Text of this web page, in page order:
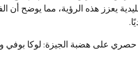
يعزز هذه الرؤية، مما يوضح
على هضبة الجيزة: لوكا بوفي و